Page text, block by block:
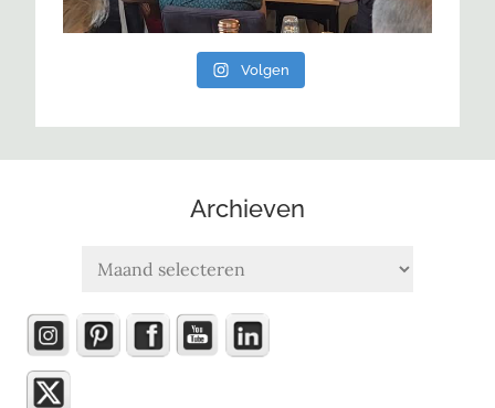
Volgen
Archieven
Archieven